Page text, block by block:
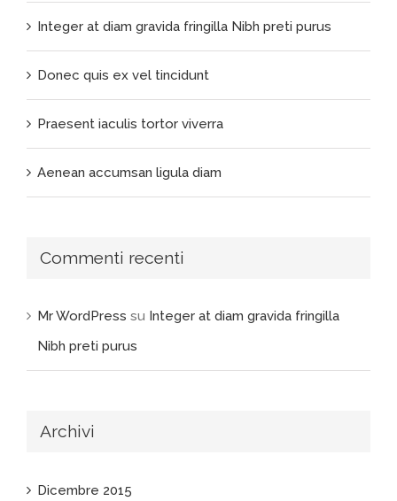
Integer at diam gravida fringilla Nibh preti purus
Donec quis ex vel tincidunt
Praesent iaculis tortor viverra
Aenean accumsan ligula diam
Commenti recenti
Mr WordPress su Integer at diam gravida fringilla
Nibh preti purus
Archivi
Dicembre 2015